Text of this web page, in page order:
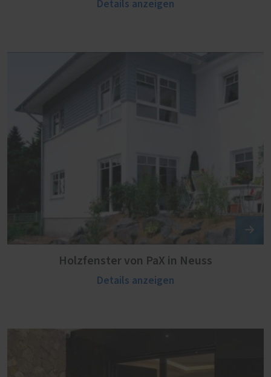
Details anzeigen
Holzfenster von PaX in Neuss
Details anzeigen